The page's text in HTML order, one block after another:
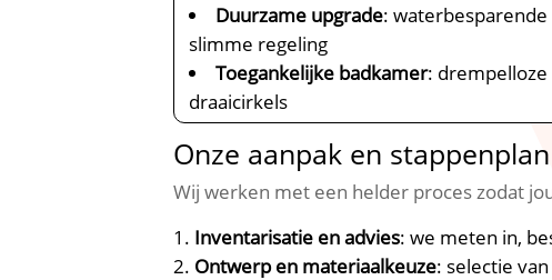
Duurzame upgrade:
slimme regeling
Toegankelijke badkamer: drempelloze
draaicirkels
Onze aanpak en
Wij werken met een helder proces zodat
Inventarisatie en advies: we meten in,
Ontwerp en materiaalkeuze: selectie